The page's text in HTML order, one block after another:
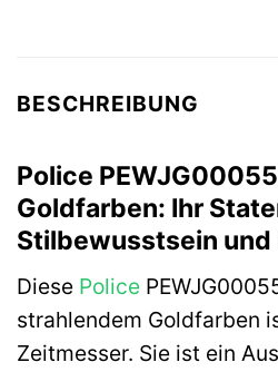
BESCHREIBUNG
Police
Goldfarben: Ihr
Stilbewusstsein und
Diese Police
strahlendem Goldfarben
Zeitmesser. Sie ist ein